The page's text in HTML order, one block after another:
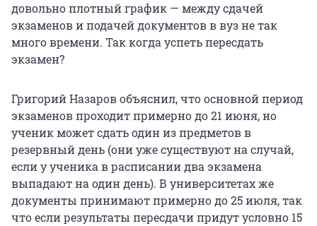
довольно плотный график — между сдачей
экзаменов и подачей документов в вуз не так
много времени. Так когда успеть пересдать
экзамен?
Григорий Назаров объяснил, что основной период
экзаменов проходит примерно до 21 июня, но
ученик может сдать один из предметов в
резервный день (они уже существуют на случай,
если у ученика в расписании два экзамена
выпадают на один день). В университетах же
документы принимают примерно до 25 июля, так
что если результаты пересдачи придут условно 15